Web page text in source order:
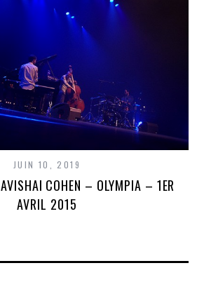
JUIN 10, 2019
COHEN – OLYMPIA – 1ER
AVRIL 2015